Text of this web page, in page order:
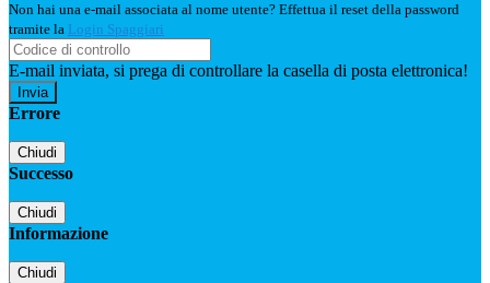
Non hai una e-mail associata al nome utente? Effettua il reset della password
tramite la Login Spaggiari
E-mail inviata, si prega di controllare la casella di posta elettronica!
Errore
Chiudi
Successo
Chiudi
Informazione
Chiudi